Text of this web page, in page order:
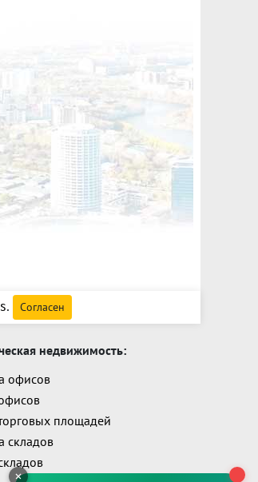
. Согласен
недвижимость:
офисов
площадей
складов